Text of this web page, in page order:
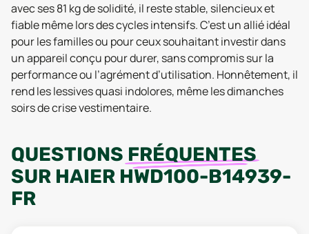
avec ses 81 kg de solidité, il reste stable, silencieux et
fiable même lors des cycles intensifs. C’est un allié idéal
pour les familles ou pour ceux souhaitant investir dans
un appareil conçu pour durer, sans compromis sur la
performance ou l’agrément d’utilisation. Honnêtement, il
rend les lessives quasi indolores, même les dimanches
soirs de crise vestimentaire.
QUESTIONS FRÉQUENTES
SUR HAIER HWD100-B14939-
FR